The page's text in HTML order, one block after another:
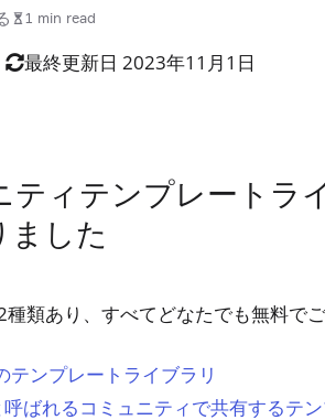
1 min read
最終更新日 2023年11月1日
ィテンプレートラ
ました
類あり、すべてどなたでも無料でご
ンプレートライブラリ
ばれるコミュニティで共有するテン